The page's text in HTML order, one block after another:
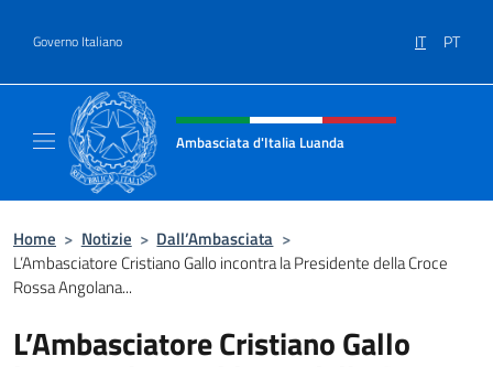
Governo Italiano IT PT
Intestazione sito, social e menù
Ambasciata d'Italia Luanda
Home > Notizie > Dall’Ambasciata >
L’Ambasciatore Cristiano Gallo incontra la Presidente della Croce
Rossa Angolana...
L’Ambasciatore Cristiano Gallo